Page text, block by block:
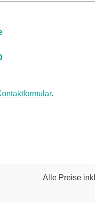
.
Alle Preise